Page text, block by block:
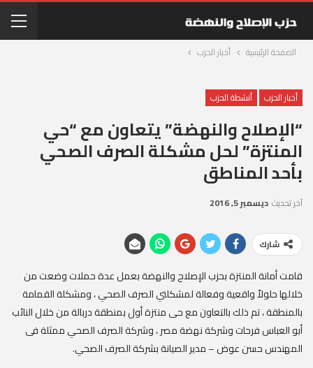
الصفحة الرئيسية أخبار الحزب
أخبار الحزب أنشطة الحزب
“الإصلاح والنهضة” يتعاون مع “حي
المنتزة” لحل مشكلة الصرف الصحي
بأحد المناطق
آخر تحديث ديسمبر 5, 2016
شارك
قامت أمانة المنتزة بحزب الإصلاح والنهضة بعمل عدة حملات وضعت من
خلالها حلولاً واقعية وفعالة لمشكلتي الصرف الصحي ، ومشكلة القمامة
بالمنطقة ، تم ذلك بالتعاون مع حى منتزة أول بمنطقة دربالة من خلال النائب
أبو العباس فرحات وشركة نهضة مصر ، وشركة الصرف الصحي ممثلة فى
المهندس حسن عوض – مدير الصيانة بشركة الصرف الصحي.